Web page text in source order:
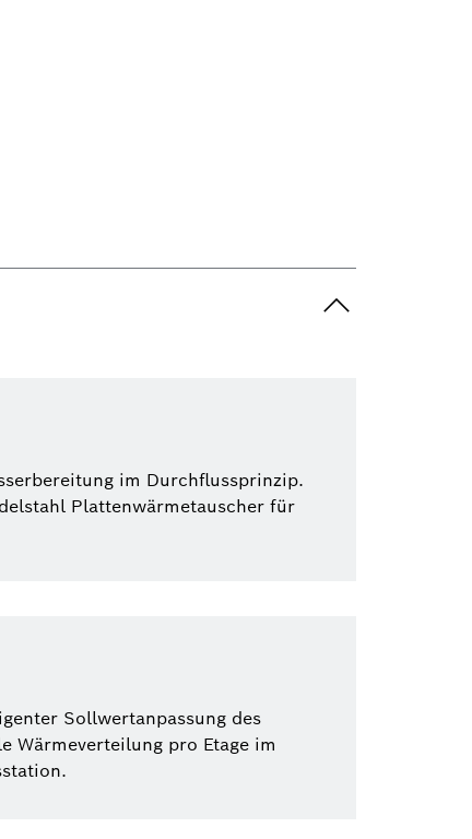
im Durchflussprinzip.
Plattenwärmetauscher für
Sollwertanpassung des
Wärmeverteilung pro Etage im